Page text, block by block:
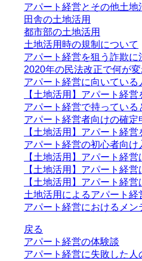
アパート経営とその他土地
田舎の土地活用
都市部の土地活用
土地活用時の規制について
アパート経営を狙う詐欺に
2020年の民法改正で何が変
アパート経営に向いている
【土地活用】アパート経
アパート経営で持っている
アパート経営者向けの確定
【土地活用】アパート経
アパート経営の初心者向け
【土地活用】アパート経営
【土地活用】アパート経営
【土地活用】アパート経営
土地活用によるアパート経
アパート経営におけるメン
戻る
アパート経営の体験談
アパート経営に失敗した人